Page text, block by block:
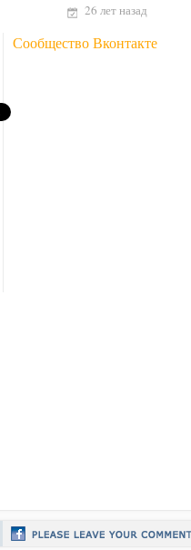
26 лет назад
Сообщество Вконтакте